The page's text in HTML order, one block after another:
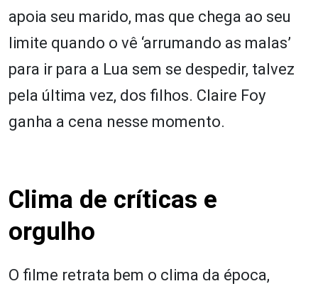
apoia seu marido, mas que chega ao seu
limite quando o vê ‘arrumando as malas’
para ir para a Lua sem se despedir, talvez
pela última vez, dos filhos. Claire Foy
ganha a cena nesse momento.
Clima de críticas e
orgulho
O filme retrata bem o clima da época,